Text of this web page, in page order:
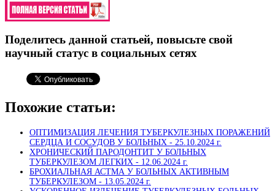
Поделитесь данной статьей, повысьте свой
научный статус в социальных сетях
Похожие статьи:
ОПТИМИЗАЦИЯ ЛЕЧЕНИЯ ТУБЕРКУЛЕЗНЫХ ПОРАЖЕНИЙ
СЕРДЦА И СОСУДОВ У БОЛЬНЫХ - 25.10.2024 г.
ХРОНИЧЕСКИЙ ПАРОДОНТИТ У БОЛЬНЫХ
ТУБЕРКУЛЕЗОМ ЛЕГКИХ - 12.06.2024 г.
БРОХИАЛЬНАЯ АСТМА У БОЛЬНЫХ АКТИВНЫМ
ТУБЕРКУЛЕЗОМ - 13.05.2024 г.